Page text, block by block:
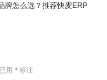
牌怎么选？推荐快麦ERP
用 *标注